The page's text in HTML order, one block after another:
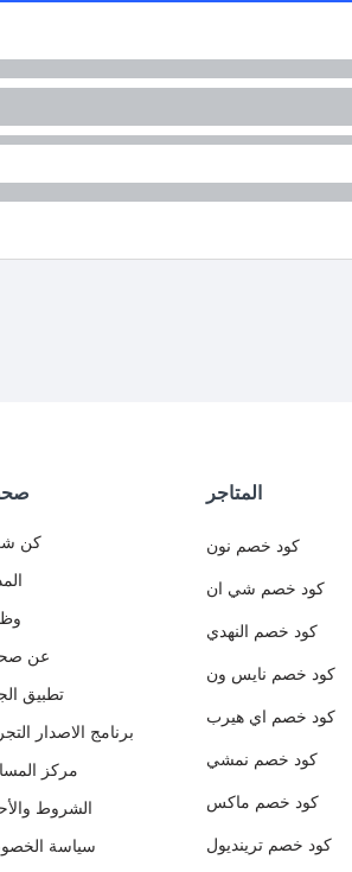
كن
عن
تطبيق
برنامج الاصدار
مركز
الشروط
سياسة
المتاجر
كود خصم نون
كود خصم شي ان
كود خصم النهدي
كود خصم نايس ون
كود خصم اي هيرب
كود خصم نمشي
كود خصم ماكس
كود خصم ترينديول